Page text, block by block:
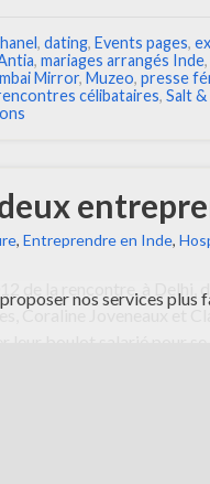
, dating, Events pages,
, mariages arrangés Inde,
Mirror, Muzeo, presse
célibataires, Salt
, Entreprendre en Inde,
Coraline Joveneaux et
nos services